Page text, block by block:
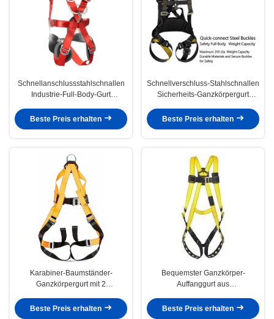
Schnellanschlussstahlschnallen
Industrie-Full-Body-Gurt
und zum Schutz bei erhöhten
Beste Preis erhalten
Schnellverschluss-Stahlschnallen
Sicherheits-Ganzkörpergurt
(310 lbs) Langlebige Materialien
Beste Preis erhalten
Karabiner-Baumständer-
Ganzkörpergurt mit 2
Beste Preis erhalten
Bequemster Ganzkörper-
Auffanggurt aus
Universalgröße
Beste Preis erhalten